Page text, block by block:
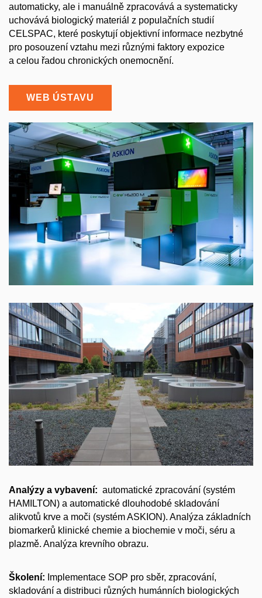
automaticky, ale i manuálně zpracovává a systematicky
uchovává biologický materiál z populačních studií
CELSPAC, které poskytují objektivní informace nezbytné
pro posouzení vztahu mezi různými faktory expozice
a celou řadou chronických onemocnění.
WEB ÚSTAVU
Analýzy a vybavení: automatické zpracování (systém
HAMILTON) a automatické dlouhodobé skladování
alikvotů krve a moči (systém ASKION). Analýza základních
biomarkerů klinické chemie a biochemie v moči, séru a
plazmě. Analýza krevního obrazu.
Školení: Implementace SOP pro sběr, zpracování,
skladování a distribuci různých humánních biologických